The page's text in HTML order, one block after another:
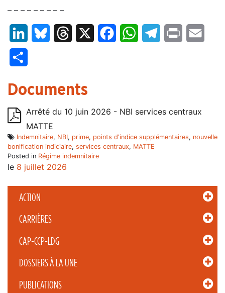
ACTION
CARRIÈRES
CAP-CCP-LDG
DOSSIERS À LA UNE
PUBLICATIONS
– – – – – – – – –
LinkedInBluesky Threads FacebookWhatsAppTelegram
Print
Documents
Arrêté du 10 juin 2026 - NBI services centraux
MATTE
Indemnitaire, NBI, prime, points d'indice supplémentaires, nouvelle
bonification indiciaire, services centraux, MATTE
Posted in Régime indemnitaire
le 8 juillet 2026